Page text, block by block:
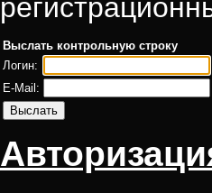
Выслать контрольную строку
Логин:
E-Mail: